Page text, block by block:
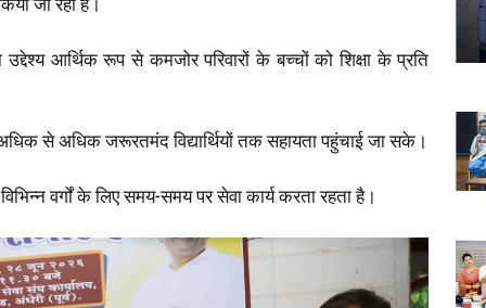
जा रहा है।
आर्थिक रूप से कमजोर परिवारों के बच्चों को शिक्षा के प्रति
से अधिक जरूरतमंद विद्यार्थियों तक सहायता पहुंचाई जा सके।
वर्गों के लिए समय-समय पर सेवा कार्य करता रहता है।